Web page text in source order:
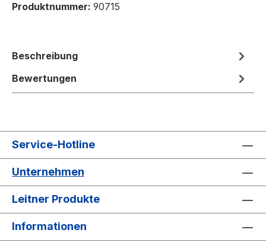
Produktnummer: 90715
Beschreibung
Bewertungen
Service-Hotline
Unternehmen
Leitner Produkte
Informationen